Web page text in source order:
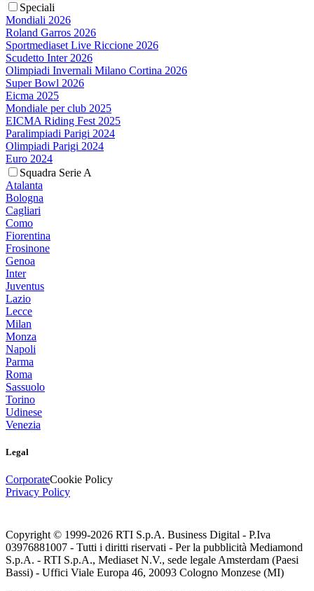
Speciali
Mondiali 2026
Roland Garros 2026
Sportmediaset Live Riccione 2026
Scudetto Inter 2026
Olimpiadi Invernali Milano Cortina 2026
Super Bowl 2026
Eicma 2025
Mondiale per club 2025
EICMA Riding Fest 2025
Paralimpiadi Parigi 2024
Olimpiadi Parigi 2024
Euro 2024
Squadra Serie A
Atalanta
Bologna
Cagliari
Como
Fiorentina
Frosinone
Genoa
Inter
Juventus
Lazio
Lecce
Milan
Monza
Napoli
Parma
Roma
Sassuolo
Torino
Udinese
Venezia
Legal
CorporateCookie Policy
Privacy Policy
Copyright © 1999-2026 RTI S.p.A. Business Digital - P.Iva
03976881007 - Tutti i diritti riservati - Per la pubblicità Mediamond
S.p.A. - RTI S.p.A., Mediaset N.V., sede legale Amsterdam (Paesi
Bassi) - Uffici Viale Europa 46, 20093 Cologno Monzese (MI)